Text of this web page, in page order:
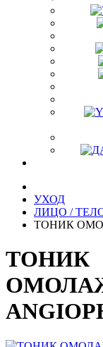
УХОД
ЛИЦО /
ТОНИК
ТОНИК